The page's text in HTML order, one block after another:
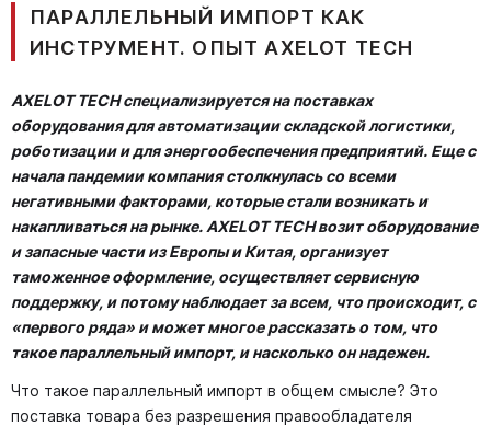
ПАРАЛЛЕЛЬНЫЙ ИМПОРТ КАК
ИНСТРУМЕНТ. ОПЫТ AXELOT TECH
AXELOT TECH специализируется на поставках
оборудования для автоматизации складской логистики,
роботизации и для энергообеспечения предприятий. Еще с
начала пандемии компания столкнулась со всеми
негативными факторами, которые стали возникать и
накапливаться на рынке. AXELOT TECH возит оборудование
и запасные части из Европы и Китая, организует
таможенное оформление, осуществляет сервисную
поддержку, и потому наблюдает за всем, что происходит, с
«первого ряда» и может многое рассказать о том, что
такое параллельный импорт, и насколько он надежен.
Что такое параллельный импорт в общем смысле? Это
поставка товара без разрешения правообладателя